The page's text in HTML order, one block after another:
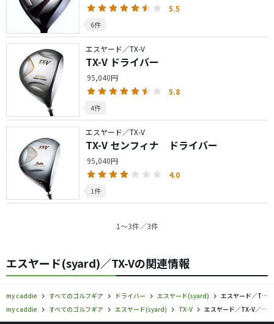
5.5
6件
エスヤード／TX-V
TX-V ドライバー
95,040円
5.8
4件
エスヤード／TX-V
TX-V センフィナ ドライバー
95,040円
4.0
1件
1〜3件／3件
エスヤード(syard)／TX-Vの関連情報
my caddie すべてのゴルフギア ドライバー エスヤード(syard)
エスヤード／TX-V／ドライバーの口コミ評価
my caddie
すべてのゴルフギア エスヤード(syard) TX-V エスヤード／TX-V／ドライバーの口コミ評価